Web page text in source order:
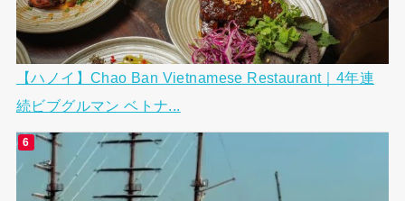
【ハノイ】Chao Ban Vietnamese Restaurant｜4年連
続ビブグルマン ベトナ...